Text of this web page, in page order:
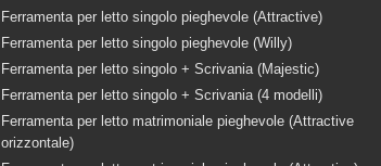
Ferramenta per letto singolo pieghevole (Attractive)
Ferramenta per letto singolo pieghevole (Willy)
Ferramenta per letto singolo + Scrivania (Majestic)
Ferramenta per letto singolo + Scrivania (4 modelli)
Ferramenta per letto matrimoniale pieghevole (Attractive
orizzontale)